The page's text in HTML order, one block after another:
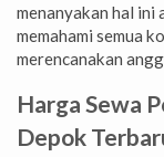
menanyakan hal ini
memahami semua
merencanakan
Harga Sewa
Depok